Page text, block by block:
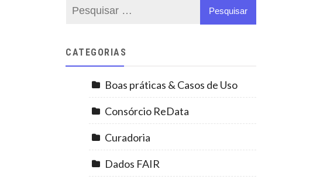
CATEGORIAS
Boas práticas & Casos de Uso
Consórcio ReData
Curadoria
Dados FAIR